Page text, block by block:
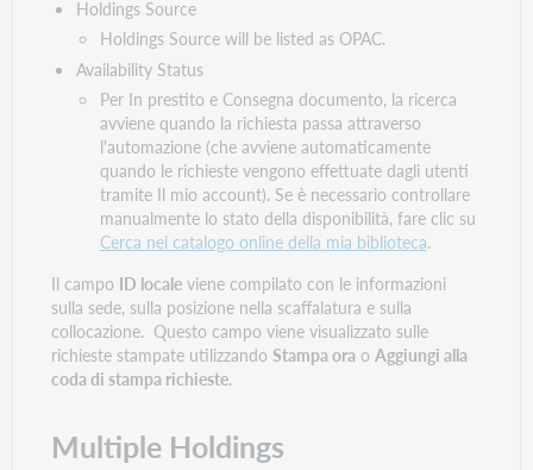
Holdings Source
Holdings Source will be listed as OPAC.
Availability Status
Per In prestito e Consegna documento, la ricerca
avviene quando la richiesta passa attraverso
l'automazione (che avviene automaticamente
quando le richieste vengono effettuate dagli utenti
tramite Il mio account). Se è necessario controllare
manualmente lo stato della disponibilità, fare clic su
Cerca nel catalogo online della mia biblioteca.
Il campo ID locale viene compilato con le informazioni
sulla sede, sulla posizione nella scaffalatura e sulla
collocazione. Questo campo viene visualizzato sulle
richieste stampate utilizzando Stampa ora oAggiungi alla
coda di stampa richieste.
Multiple Holdings